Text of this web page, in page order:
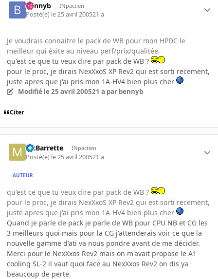
bennyb INpactien
Posté(e) le 25 avril 200521 a
Je voudrais connaitre le pack de WB pour mon HPDC le
meilleur qui éxite au niveau perf/prix/qualitée.
qu'est ce que tu veux dire par pack de WB ?
pour le proc, je dirais NexXxoS XP Rev2 qui est sorti recement,
juste apres que j'ai pris mon 1A-HV4 bien plus cher
Modifié le 25 avril 200521 a par bennyb
Citer
McBarrette INpactien
Posté(e) le 25 avril 200521 a
AUTEUR
qu'est ce que tu veux dire par pack de WB ?
pour le proc, je dirais NexXxoS XP Rev2 qui est sorti recement,
juste apres que j'ai pris mon 1A-HV4 bien plus cher
Quand je parle de pack je parle de WB pour CPU NB et CG les
3 meilleurs quoi mais pour la CG j'attenderais voir ce que la
nouvelle gamme d'ati va nous pondre avant de me décider.
Merci pour le NexXxos Rev2 mais on m'avait propose le A1
cooling SL-2 il vaut quoi face au NexXxos Rev2 on dis ya
beaucoup de perte.